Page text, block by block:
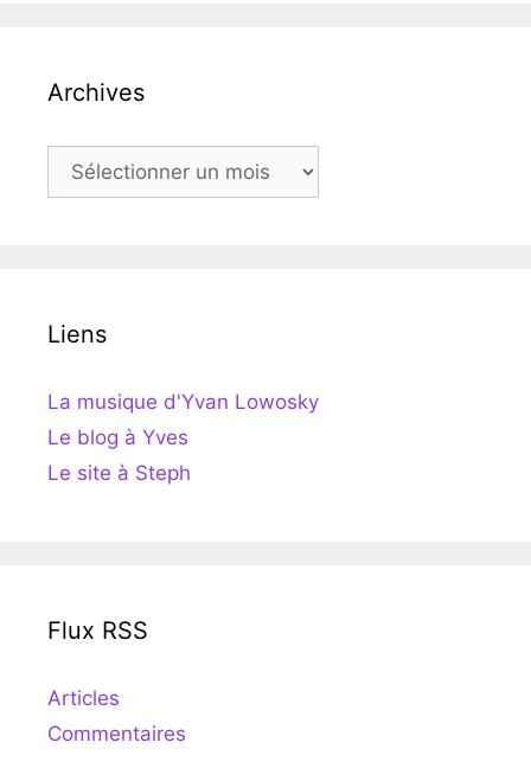
Archives
Archives
Liens
La musique d'Yvan Lowosky
Le blog à Yves
Le site à Steph
Flux RSS
Articles
Commentaires